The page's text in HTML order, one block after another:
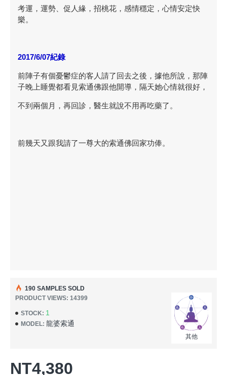
考運，運勢、促人緣，招桃花，感情穩定，心情安定快
樂。
2017/6/07紀錄
前陣子有個憂鬱症的客人請了回去之後，據他所說，那陣
子晚上睡覺都看見索通佛跟他開導，隔天她心情就很好，
不到兩個月，再回診，醫生就說不用再吃藥了。
前幾天又跟我請了一尊大的索通佛回家功俸。
STOCK: 1
MODEL: 龍婆索通
其他
190 SAMPLES SOLD
PRODUCT VIEWS: 14399
NT4,380